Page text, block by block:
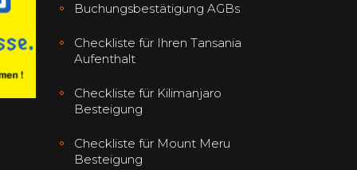
Buchungsbestätigung AGBs
Checkliste für Ihren Tansania
Aufenthalt
Checkliste für Kilimanjaro
Besteigung
Checkliste für Mount Meru
Besteigung